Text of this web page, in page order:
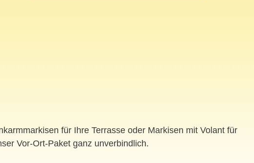
für Ihre Terrasse oder Markisen mit Volant für
Vor-Ort-Paket ganz unverbindlich.